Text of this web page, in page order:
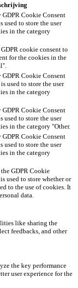
Cookie Consent
to store the user
in the category
cookie consent to
for the cookies in the
Cookie Consent
used to store the user
in the category
Cookie Consent
to store the user
in the category "Other.
Cookie Consent
to store the user
in the category
GDPR Cookie
used to store whether or
to the use of cookies. It
data.
like sharing the
feedbacks, and other
the key performance
user experience for the